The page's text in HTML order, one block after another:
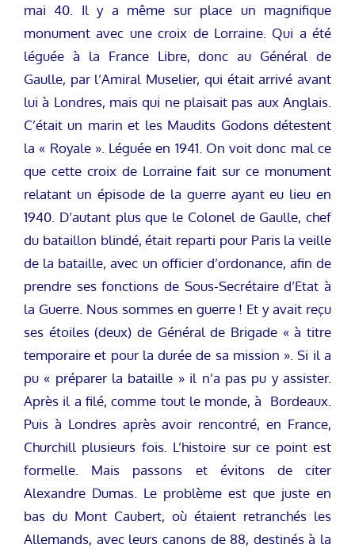
mai 40. Il y a même sur place un magnifique
monument avec une croix de Lorraine. Qui a été
léguée à la France Libre, donc au Général de
Gaulle, par l’Amiral Muselier, qui était arrivé avant
lui à Londres, mais qui ne plaisait pas aux Anglais.
C’était un marin et les Maudits Godons détestent
la « Royale ». Léguée en 1941. On voit donc mal ce
que cette croix de Lorraine fait sur ce monument
relatant un épisode de la guerre ayant eu lieu en
1940. D’autant plus que le Colonel de Gaulle, chef
du bataillon blindé, était reparti pour Paris la veille
de la bataille, avec un officier d’ordonance, afin de
prendre ses fonctions de Sous-Secrétaire d’Etat à
la Guerre. Nous sommes en guerre ! Et y avait reçu
ses étoiles (deux) de Général de Brigade « à titre
temporaire et pour la durée de sa mission ». Si il a
pu « préparer la bataille » il n’a pas pu y assister.
Après il a filé, comme tout le monde, à Bordeaux.
Puis à Londres après avoir rencontré, en France,
Churchill plusieurs fois. L’histoire sur ce point est
formelle. Mais passons et évitons de citer
Alexandre Dumas. Le problème est que juste en
bas du Mont Caubert, où étaient retranchés les
Allemands, avec leurs canons de 88, destinés à la